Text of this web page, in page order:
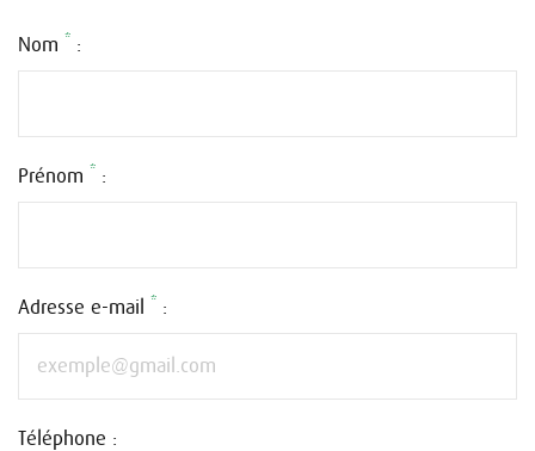
Nom * :
Prénom * :
Adresse e-mail * :
Téléphone :